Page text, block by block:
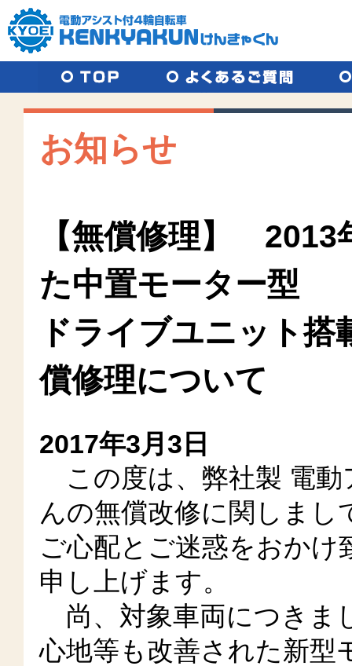
お知らせ
【無償修理】 2013
た中置モーター型
ドライブユニット
償修理について
2017年3月3日
この度は、弊社製 電動
んの無償改修に関しまし
ご心配とご迷惑をおか
申し上げます。
尚、対象車両につきま
心地等も改善された新型